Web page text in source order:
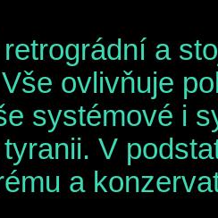
a
ovlivňuje
systémové i
V
a